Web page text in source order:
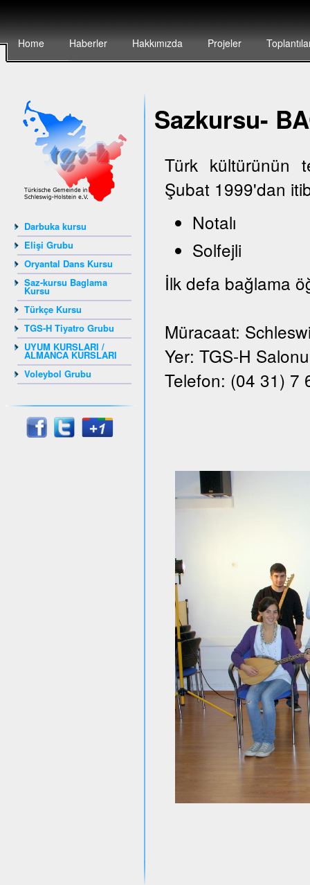
Home Haberler Hakkımızda Projeler
Darbuka kursu
Elişi Grubu
Oryantal Dans Kursu
Saz-kursu Baglama
Kursu
Türkçe Kursu
TGS-H Tiyatro Grubu
UYUM KURSLARI /
ALMANCA KURSLARI
Voleybol Grubu
Sazkursu-
Türk kültürünün
Şubat 1999'dan
Notalı
Solfejli
İlk defa bağlama
Müracaat:
Yer: TGS-H
Telefon: (04 31) 7